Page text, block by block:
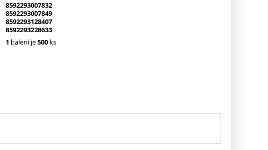
8592293007832
8592293007849
8592293128407
8592293228633
1 balení je500 ks